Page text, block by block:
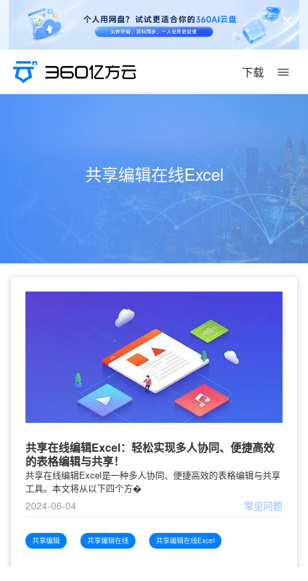
下载
共享编辑在线Excel
共享在线编辑Excel：轻松实现多人协同、便捷高效
的表格编辑与共享！
共享在线编辑Excel是一种多人协同、便捷高效的表格编辑与共享
工具。本文将从以下四个方�
2024-06-04 常见问题
共享编辑 共享编辑在线 共享编辑在线Excel